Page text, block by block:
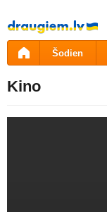
Pāriet
uz
saturu
Šodien
Kino